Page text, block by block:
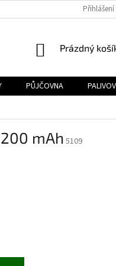
Přihlášení
NÁKUPNÍ
Prázdný
PŮJČOVNA
mAh5109